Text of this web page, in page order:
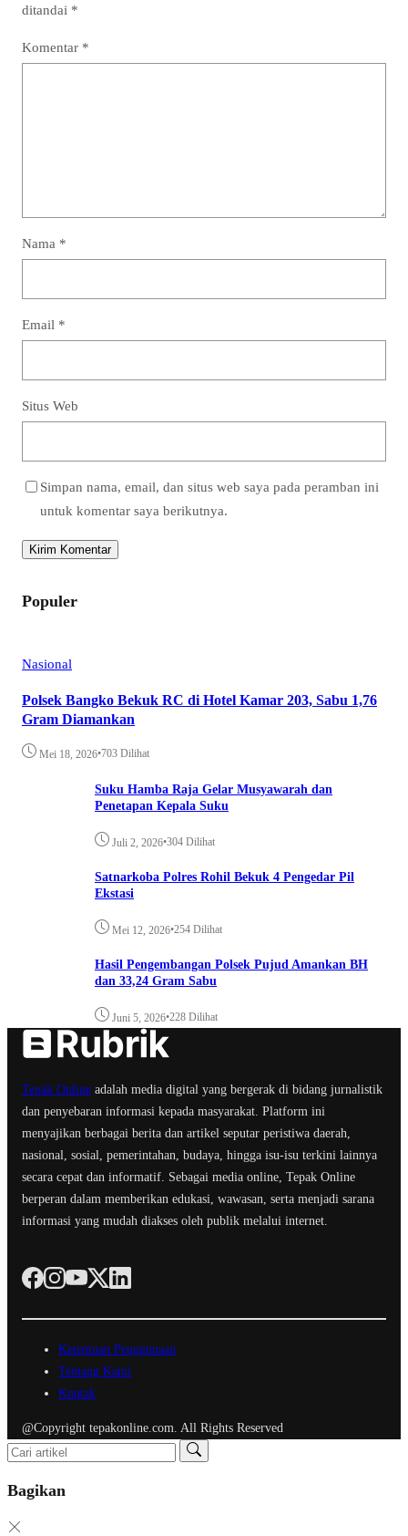
ditandai *
Komentar *
Nama *
Email *
Situs Web
Simpan nama, email, dan situs web saya pada peramban ini
untuk komentar saya berikutnya.
Populer
Nasional
Polsek Bangko Bekuk RC di Hotel Kamar 203, Sabu 1,76
Gram Diamankan
Mei 18, 2026•703 Dilihat
Suku Hamba Raja Gelar Musyawarah dan
Penetapan Kepala Suku
Juli 2, 2026•304 Dilihat
Satnarkoba Polres Rohil Bekuk 4 Pengedar Pil
Ekstasi
Mei 12, 2026•254 Dilihat
Hasil Pengembangan Polsek Pujud Amankan BH
dan 33,24 Gram Sabu
Juni 5, 2026•228 Dilihat
Tepak Online adalah media digital yang bergerak di bidang jurnalistik
dan penyebaran informasi kepada masyarakat. Platform ini
menyajikan berbagai berita dan artikel seputar peristiwa daerah,
nasional, sosial, pemerintahan, budaya, hingga isu-isu terkini lainnya
secara cepat dan informatif. Sebagai media online, Tepak Online
berperan dalam memberikan edukasi, wawasan, serta menjadi sarana
informasi yang mudah diakses oleh publik melalui internet.
Ketentuan Penggunaan
Tentang Kami
Kontak
@Copyright tepakonline.com. All Rights Reserved
Bagikan